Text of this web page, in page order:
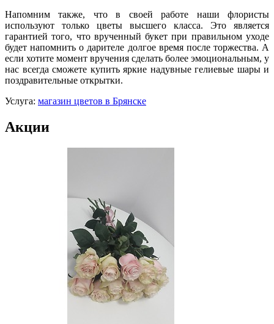
Напомним также, что в своей работе наши флористы
используют только цветы высшего класса. Это является
гарантией того, что врученный букет при правильном уходе
будет напомнить о дарителе долгое время после торжества. А
если хотите момент вручения сделать более эмоциональным, у
нас всегда сможете купить яркие надувные гелиевые шары и
поздравительные открытки.
Услуга: магазин цветов в Брянске
Акции